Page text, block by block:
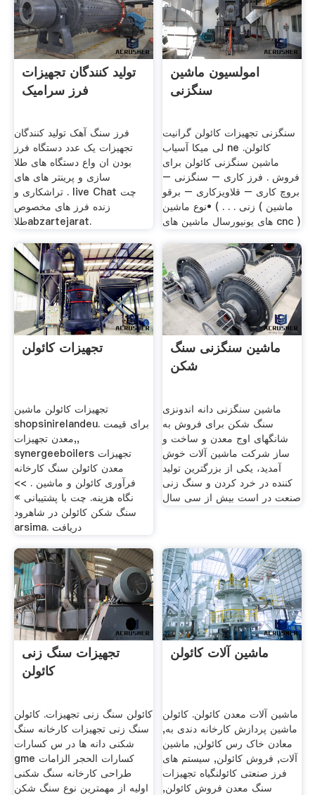
تولید کنندگان تجهیزات
فرز سرامیک
فرز سنگ آهک تولید کنندگان
تجهیزات یک عدد دستگاه فرز
بودن ان واع دستگاه های طلا
سازی و پرینتر های های
تراشکاری و . live Chat چت
زنده فرز های مخصوص
طلاabzartejarat.
امولسیون ماشین
سنگزنی
سنگزنی تجهیزات کائولن گرانیت
لی میکا آسیاب ne کائولن.
ماشین سنگزنی کائولن برای
فروش . فرز کاری – سنگزنی –
بروچ کاری – قلاویزکاری – برقو
زنی . . . ) •نوع ماشین ( ماشین
های یونیورسال ماشین های cnc )
تجهیزات کائولن
تجهیزات کائولن ماشین
shopsinirelandeu. برای قیمت
معدن تجهیزات,,
synergeeboilers تجهیزات
معدن کائولن سنگ کارخانه
فرآوری کائولن و ماشین . >>
نگاه هزینه. چت با پشتیبانی »
سنگ شکن کائولن در شاهرود
arsima. دریافت
ماشین سنگزنی سنگ
شکن
ماشین سنگزنی دانه اندونزی
سنگ شکن برای فروش به
شانگهای اوج معدن و ساخت و
ساز شرکت ماشین آلات خوش
آمدید، یکی از بزرگترین تولید
کننده در خرد کردن و سنگ زنی
صنعت در است بیش از سی سال
تجهیزات سنگ زنی
کائولن
کائولن سنگ زنی تجهیزات. کائولن
سنگ زنی تجهیزات کارخانه سنگ
شکنی دانه ها در س كسارات
gme كسارات الحجر الزامات
طراحی کارخانه سنگ شکنی
اولیه از مهمترین نوع سنگ شکن
ماشین آلات کائولن
ماشین آلات معدن کائولن. کائولن
ماشین پردازش کارخانه دندی به,
معادن خاک رس کائولن, ماشین
آلات, فروش کائولن, سیستم های
فرز صنعتی کائولنگیاه تجهیزات
سنگ معدن فروش کائولن,